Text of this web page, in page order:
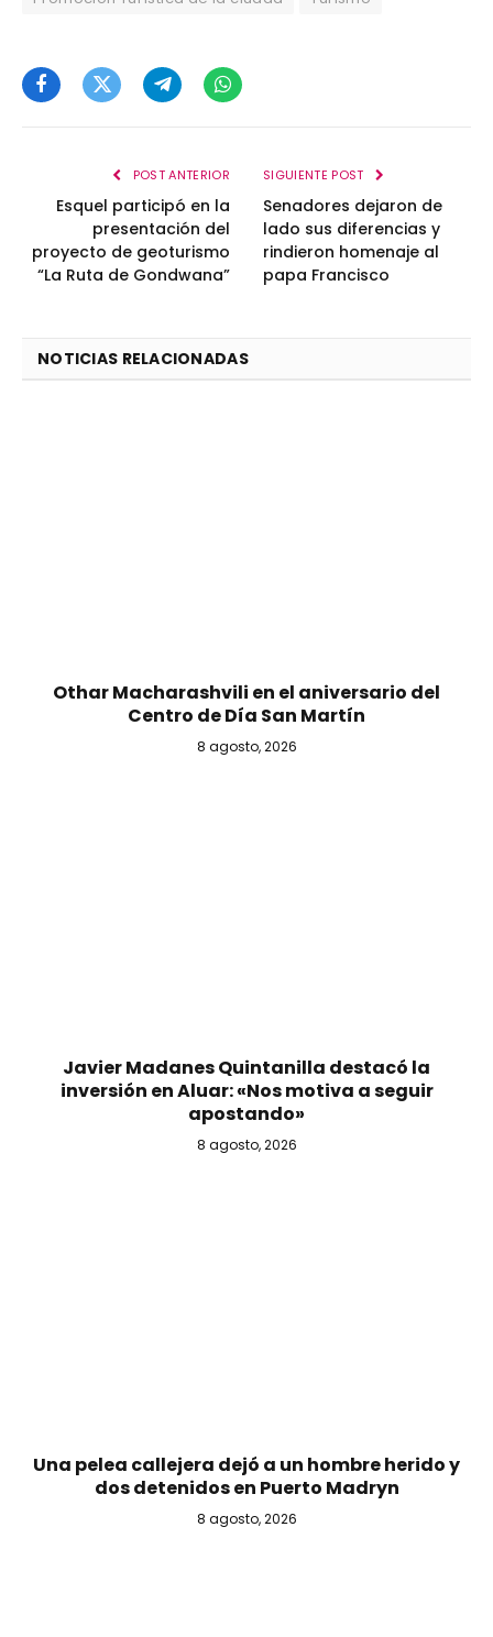
FacebookTwitterTelegramWhatsApp
POST ANTERIOR
Esquel participó en la
presentación del
proyecto de geoturismo
“La Ruta de Gondwana”
SIGUIENTE POST
Senadores dejaron de
lado sus diferencias y
rindieron homenaje al
papa Francisco
NOTICIAS RELACIONADAS
Othar Macharashvili en el aniversario del
Centro de Día San Martín
8 agosto, 2026
Javier Madanes Quintanilla destacó la
inversión en Aluar: «Nos motiva a seguir
apostando»
8 agosto, 2026
Una pelea callejera dejó a un hombre herido y
dos detenidos en Puerto Madryn
8 agosto, 2026